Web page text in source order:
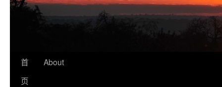
跳
至
首
页
About